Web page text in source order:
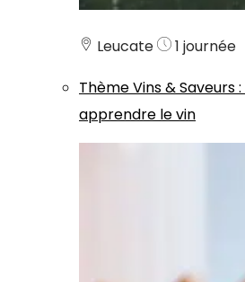
Leucate
1 journée
ThèmeVins & Saveurs:
apprendre le vin